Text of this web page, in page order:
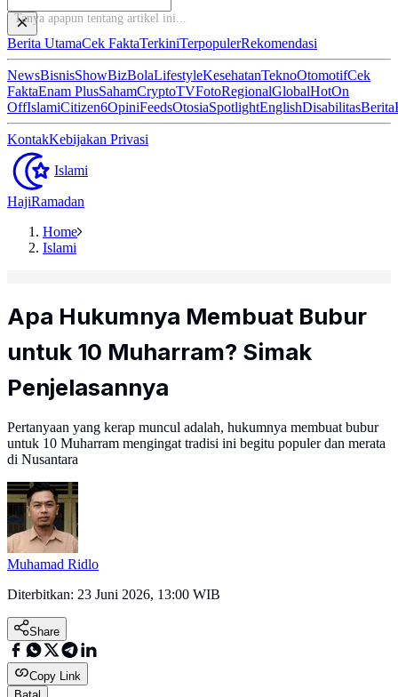
Tanya a
Berita UtamaCek FaktaTerkiniTerpopulerRekomendasi
NewsBisnisShowBizBolaLifestyleKesehatanTeknoOtomotifCek
FaktaEnam PlusSahamCryptoTVFotoRegionalGlobalHotOn
OffIslamiCitizen6OpiniFeedsOtosiaSpotlightEnglishDisabilitasBerita
KontakKebijakan Privasi
Islami
HajiRamadan
Home
Islami
Apa Hukumnya Membuat Bubur
untuk 10 Muharram? Simak
Penjelasannya
Pertanyaan yang kerap muncul adalah, hukumnya membuat bubur
untuk 10 Muharram mengingat tradisi ini begitu populer dan merata
di Nusantara
Muhamad Ridlo
Diterbitkan: 23 Juni 2026, 13:00 WIB
Share
Copy Link